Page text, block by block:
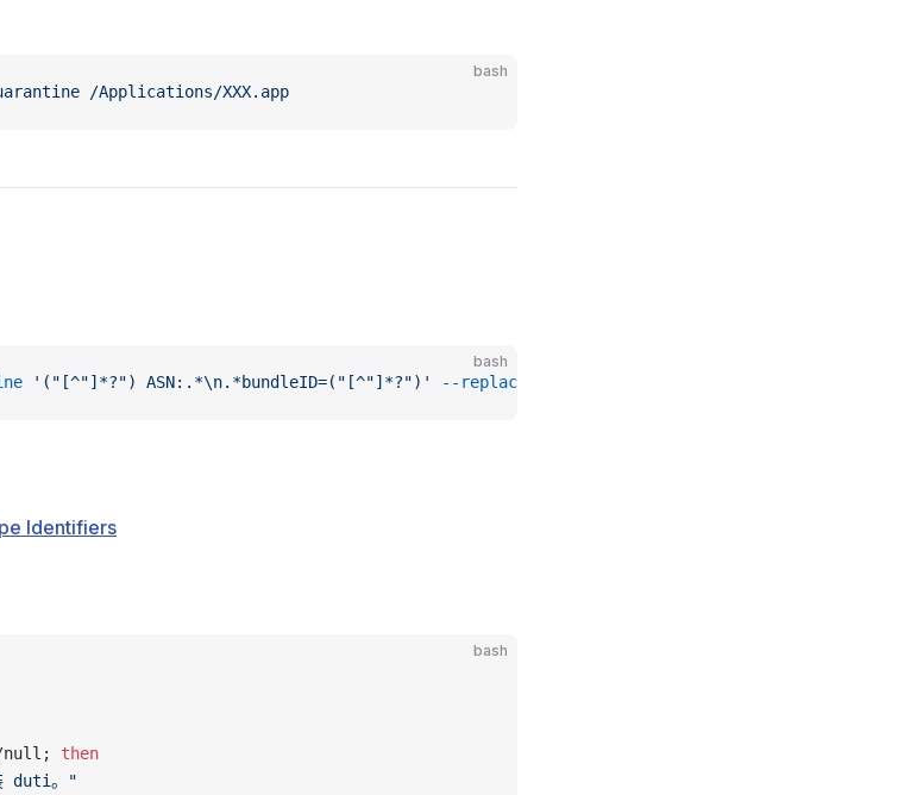
bash
/Applications/XXX.app
bash
'("[^"]*?") ASN:.*\n.*bundleID=("[^"]*?")' --replace
Identifiers
bash
null; then
duti。"